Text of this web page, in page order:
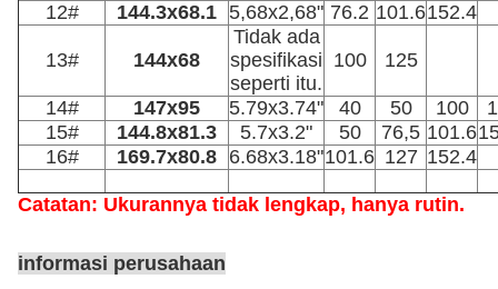
12#
144.3x68.1 5,68x2,68" 76.2 101.6152.4
13# 144x68
Tidak ada
spesifikasi
seperti itu.
100 125
14# 147x95 5.79x3.74" 40 50 100
15#
144.8x81.3 5.7x3.2" 50 76,5 101.6
16#
169.7x80.8 6.68x3.18"101.6 127 152.4
Catatan: Ukurannya tidak lengkap, hanya rutin.
informasi perusahaan